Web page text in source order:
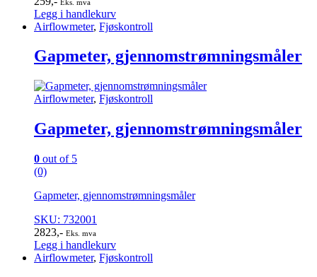
Eks. mva
Legg i handlekurv
Airflowmeter, Fjøskontroll
Gapmeter, gjennomstrømningsmåler
Airflowmeter, Fjøskontroll
Gapmeter, gjennomstrømningsmåler
0 out of 5
(0)
Gapmeter, gjennomstrømningsmåler
SKU: 732001
2823,- Eks. mva
Legg i handlekurv
Airflowmeter, Fjøskontroll